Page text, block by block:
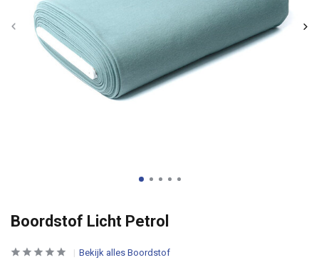
Boordstof Licht Petrol
Bekijk alles Boordstof